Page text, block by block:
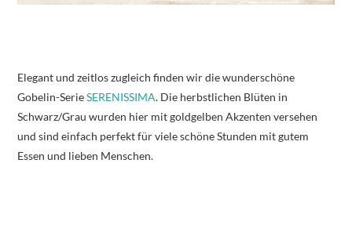
Elegant und zeitlos zugleich finden wir die wunderschöne
Gobelin-SerieSERENISSIMA. Die herbstlichen Blüten in
Schwarz/Grau wurden hier mit goldgelben Akzenten versehen
und sind einfach perfekt für viele schöne Stunden mit gutem
Essen und lieben Menschen.